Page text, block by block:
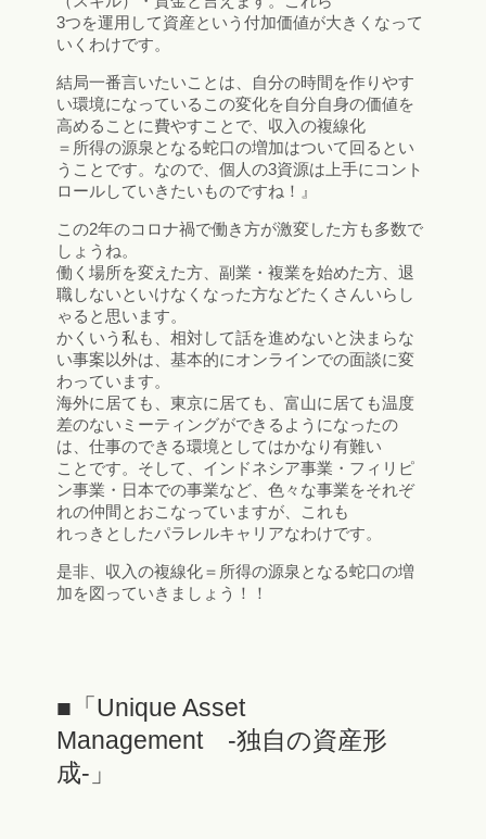
3つを運用して資産という付加価値が大きくなって
いくわけです。
結局一番言いたいことは、自分の時間を作りやす
い環境になっているこの変化を自分自身の価値を
高めることに費やすことで、収入の複線化
＝所得の源泉となる蛇口の増加はついて回るとい
うことです。なので、個人の3資源は上手にコント
ロールしていきたいものですね！』
この2年のコロナ禍で働き方が激変した方も多数で
しょうね。
働く場所を変えた方、副業・複業を始めた方、退
職しないといけなくなった方などたくさんいらし
ゃると思います。
かくいう私も、相対して話を進めないと決まらな
い事案以外は、基本的にオンラインでの面談に変
わっています。
海外に居ても、東京に居ても、富山に居ても温度
差のないミーティングができるようになったの
は、仕事のできる環境としてはかなり有難い
ことです。そして、インドネシア事業・フィリピ
ン事業・日本での事業など、色々な事業をそれぞ
れの仲間とおこなっていますが、これも
れっきとしたパラレルキャリアなわけです。
是非、収入の複線化＝所得の源泉となる蛇口の増
加を図っていきましょう！！
■「Unique Asset
Management -独自の資産形
成-」